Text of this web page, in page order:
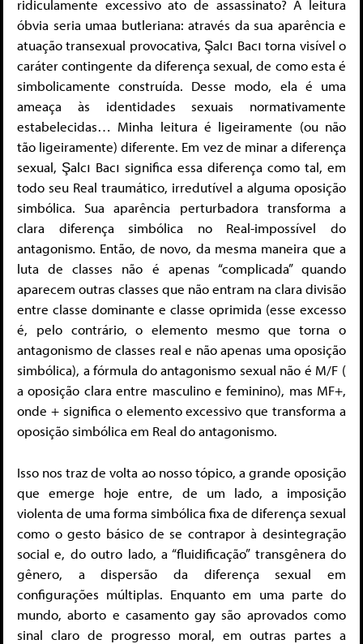
ridiculamente excessivo ato de assassinato? A leitura
óbvia seria umaa butleriana: através da sua aparência e
atuação transexual provocativa, Şalcı Bacı torna visível o
caráter contingente da diferença sexual, de como esta é
simbolicamente construída. Desse modo, ela é uma
ameaça às identidades sexuais normativamente
estabelecidas… Minha leitura é ligeiramente (ou não
tão ligeiramente) diferente. Em vez de minar a diferença
sexual, Şalcı Bacı significa essa diferença como tal, em
todo seu Real traumático, irredutível a alguma oposição
simbólica. Sua aparência perturbadora transforma a
clara diferença simbólica no Real-impossível do
antagonismo. Então, de novo, da mesma maneira que a
luta de classes não é apenas “complicada” quando
aparecem outras classes que não entram na clara divisão
entre classe dominante e classe oprimida (esse excesso
é, pelo contrário, o elemento mesmo que torna o
antagonismo de classes real e não apenas uma oposição
simbólica), a fórmula do antagonismo sexual não é M/F (
a oposição clara entre masculino e feminino), mas MF+,
onde + significa o elemento excessivo que transforma a
oposição simbólica em Real do antagonismo.
Isso nos traz de volta ao nosso tópico, a grande oposição
que emerge hoje entre, de um lado, a imposição
violenta de uma forma simbólica fixa de diferença sexual
como o gesto básico de se contrapor à desintegração
social e, do outro lado, a “fluidificação” transgênera do
gênero, a dispersão da diferença sexual em
configurações múltiplas. Enquanto em uma parte do
mundo, aborto e casamento gay são aprovados como
sinal claro de progresso moral, em outras partes a